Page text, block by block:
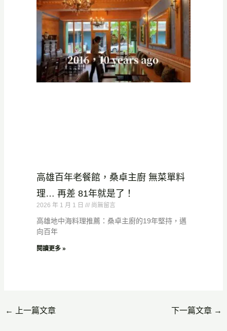
高雄百年老餐館，桑卓主廚 無菜單料
理… 再差 81年就是了！
2026 年 1 月 1 日 尚無留言
高雄地中海料理推薦：桑卓主廚的19年堅持，邁
向百年
閱讀更多 »
← 上一篇文章 下一篇文章 →